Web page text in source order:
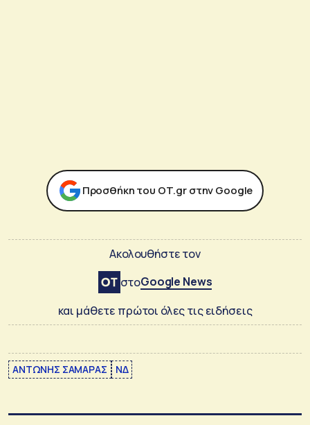
Προσθήκη του ΟΤ.gr στην Google
Ακολουθήστε τον
στοGoogle News
και μάθετε πρώτοι όλες τις ειδήσεις
ΑΝΤΩΝΗΣ ΣΑΜΑΡΑΣ ΝΔ